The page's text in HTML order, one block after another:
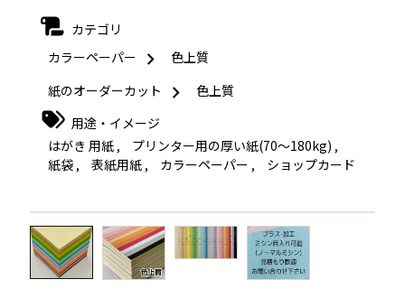
カテゴリ
カラーペーパー
色上質
紙のオーダーカット
色上質
用途・イメージ
はがき 用紙 , プリンター用の厚い紙(70～180kg) ,
紙袋 , 表紙用紙 , カラーペーパー , ショップカード
← →